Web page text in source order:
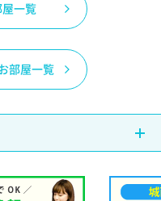
一覧
部屋一覧